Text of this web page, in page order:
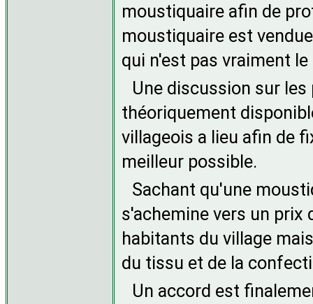
moustiquaire afin de
moustiquaire est
qui n'est pas vraiment
Une discussion sur
théoriquement
villageois a lieu afin de
meilleur possible.
Sachant qu'une
s'achemine vers un
habitants du village
du tissu et de la
Un accord est